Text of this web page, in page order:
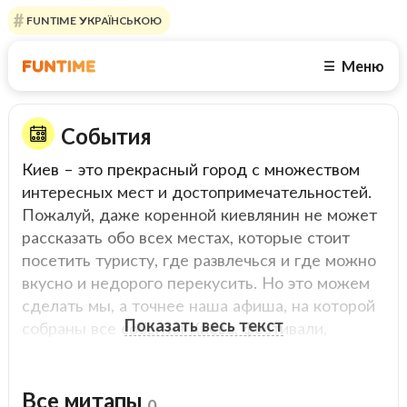
FUNTIME УКРАЇНСЬКОЮ
☰ Меню
События
Киев – это прекрасный город с множеством
интересных мест и достопримечательностей.
Пожалуй, даже коренной киевлянин не может
рассказать обо всех местах, которые стоит
посетить туристу, где развлечься и где можно
вкусно и недорого перекусить. Но это можем
сделать мы, а точнее наша афиша, на которой
собраны все события Киева, фестивали,
подскажем Вам, чем заняться на выходных и в
Показать весь текст
Все митапы